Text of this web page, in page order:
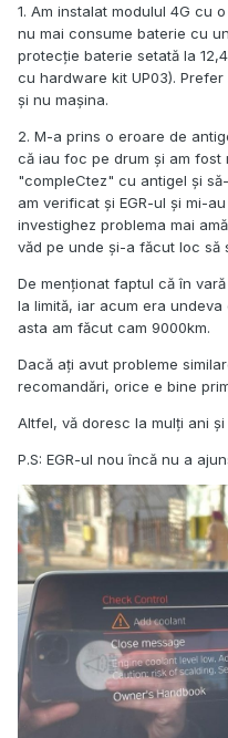
1. Am instalat modulul 4G cu
nu mai consume baterie cu
protecție baterie setată la
cu hardware kit UP03).
și nu mașina.
2. M-a prins o eroare de
că iau foc pe drum și am fost
"compleCtez" cu antigel și
am verificat și EGR-ul și mi-
investighez problema mai
văd pe unde și-a făcut loc să
De menționat faptul că în
la limită, iar acum era undeva
asta am făcut cam 9000km.
Dacă ați avut probleme
recomandări, orice e bine
Altfel, vă doresc la mulți ani
P.S: EGR-ul nou încă nu a